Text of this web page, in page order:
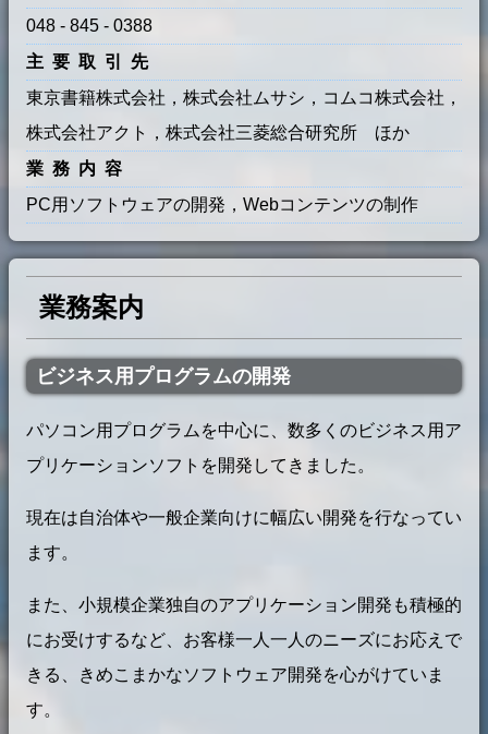
048 - 845 - 0388
主要取引先
東京書籍株式会社，株式会社ムサシ，コムコ株式会社，
株式会社アクト，株式会社三菱総合研究所 ほか
業務内容
PC用ソフトウェアの開発，Webコンテンツの制作
業務案内
ビジネス用プログラムの開発
パソコン用プログラムを中心に、数多くのビジネス用ア
プリケーションソフトを開発してきました。
現在は自治体や一般企業向けに幅広い開発を行なってい
ます。
また、小規模企業独自のアプリケーション開発も積極的
にお受けするなど、お客様一人一人のニーズにお応えで
きる、きめこまかなソフトウェア開発を心がけていま
す。